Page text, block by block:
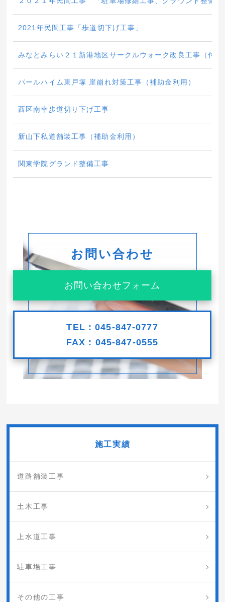
2021年民間工事「歩道切下げ工事」
みなとみらい２１新港地区サークルウォーク改良工事（付帯
パールハイム東戸塚 崖崩れ対策工事（補助金利用）
西区南幸歩道切り下げ工事
新山下私道舗装工事（補助金利用）
関東学院グランド整備工事
お問い合わせ
お問い合わせフォーム
TEL : 045-847-0777
FAX : 045-847-0555
施工実績
道路舗装工事
土木工事
上水道工事
駐車場工事
その他の工事